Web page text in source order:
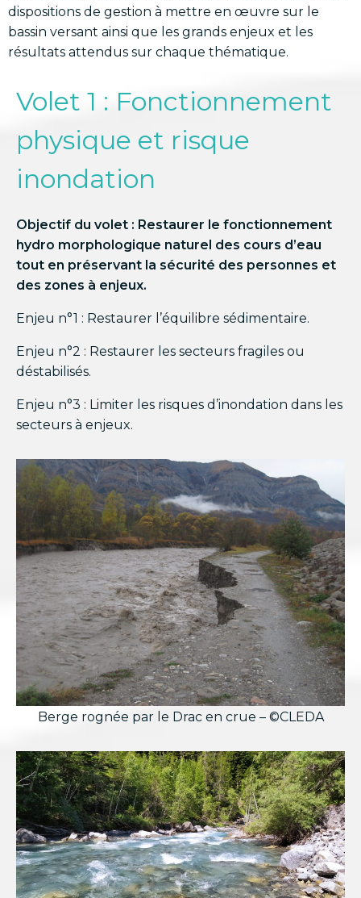
dispositions de gestion à mettre en œuvre sur le
bassin versant ainsi que les grands enjeux et les
résultats attendus sur chaque thématique.
Volet 1 : Fonctionnement
physique et risque
inondation
Objectif du volet : Restaurer le fonctionnement
hydro morphologique naturel des cours d’eau
tout en préservant la sécurité des personnes et
des zones à enjeux.
Enjeu n°1 : Restaurer l’équilibre sédimentaire.
Enjeu n°2 : Restaurer les secteurs fragiles ou
déstabilisés.
Enjeu n°3 : Limiter les risques d’inondation dans les
secteurs à enjeux.
Berge rognée par le Drac en crue – ©CLEDA